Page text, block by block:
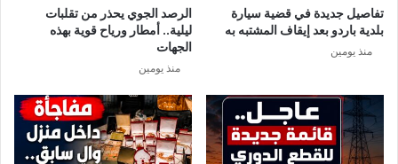
تفاصيل جديدة في قضية سيارة
بلدية باردو بعد إيقاف المشتبه به
منذ يومين
الرصد الجوي يحذر من تقلبات
ليلية.. أمطار ورياح قوية بهذه
الجهات
منذ يومين